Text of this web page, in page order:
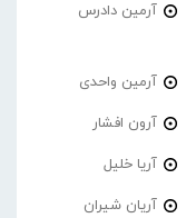
آرمین دادرس
آرمین واحدی
آرون افشار
آریا خلیل
آریان شیران